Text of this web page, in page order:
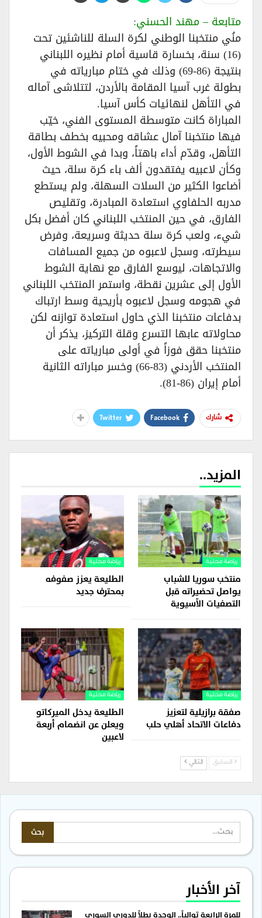
متابعة – مهند الحسني:
منُي منتخبنا الوطني لكرة السلة للناشئين تحت
(16) سنة، بخسارة قاسية أمام نظيره اللبناني
بنتيجة (86-69) وذلك في ختام مبارياته في
بطولة غرب آسيا المقامة بالأردن، لتتلاشى آماله
في التأهل لنهائيات كأس آسيا.
المباراة كانت متوسطة المستوى الفني، خيّب
فيها منتخبنا آمال عشاقه ومحبيه بخطف بطاقة
التأهل، وقدّم أداء باهتاً، وبدا في الشوط الأول،
وكأن لاعبيه يفتقدون ألف باء كرة سلة، حيث
أضاعوا الكثير من السلات السهلة، ولم يستطع
مدربه الحلفاوي استعادة المبادرة، وتقليص
الفارق، في حين المنتخب اللبناني كان أفضل بكل
شيء، ولعب كرة سلة حديثة وسريعة، وفرض
سيطرته، وسجل لاعبوه من جميع المسافات
والاتجاهات، ليوسع الفارق مع نهاية الشوط
الأول إلى عشرين نقطة، واستمر المنتخب اللبناني
في هجومه وسجل لاعبوه بأريحية وسط ارتباك
بدفاعات منتخبنا الذي حاول استعادة توازنه لكن
محاولاته عابها التسرع وقلة التركيز، يذكر أن
منتخبنا حقق فوزاً في أولى مبارياته على
المنتخب الأردني (83-66) وخسر مباراته الثانية
أمام إيران (86-81).
شارك Facebook
Twitter
المزيد..
رياضة محلية
منتخب سوريا للشباب
يواصل تحضيراته قبل
التصفيات الآسيوية
رياضة محلية
الطليعة يعزز صفوفه
بمحترف جديد
رياضة محلية
صفقة برازيلية لتعزيز
دفاعات الاتحاد أهلي حلب
رياضة محلية
الطليعة يدخل الميركاتو
ويعلن عن انضمام أربعة
لاعبين
السابق التالي
آخر الأخبار
للمرة الرابعة توالياً.. الوحدة بطلاً للدوري السوري